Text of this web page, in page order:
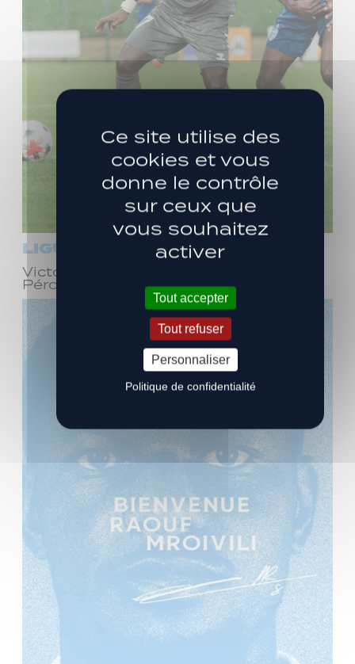
LIGUE 3
Victoire face à Bourg-en-Bresse
Péronnas (1-0)
Ce site utilise des
cookies et vous
donne le contrôle
sur ceux que
vous souhaitez
activer
Tout accepter
Tout refuser
Personnaliser
Politique de confidentialité